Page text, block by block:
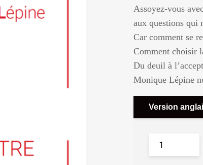
Assoyez-vous
aux questions qui
Car comment se
Comment choisir
Du deuil à
Monique Lépine
Version